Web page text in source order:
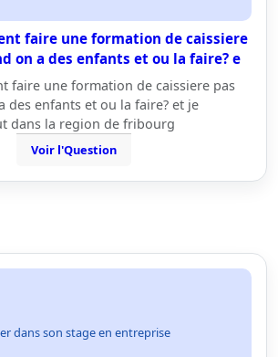
faire une formation de caissiere
on a des enfants et ou la faire? e
faire une formation de caissiere pas
des enfants et ou la faire? et je
dans la region de fribourg
Voir l'Question
dans son stage en entreprise